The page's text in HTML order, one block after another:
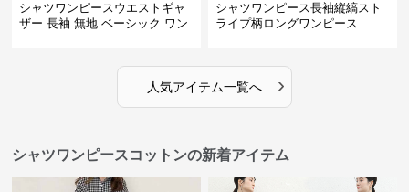
シャツワンピースウエストギャ
ザー 長袖 無地 ベーシック ワン
シャツワンピース長袖縦縞スト
ライプ柄ロングワンピース
人気アイテム一覧へ ›
シャツワンピースコットンの新着アイテム